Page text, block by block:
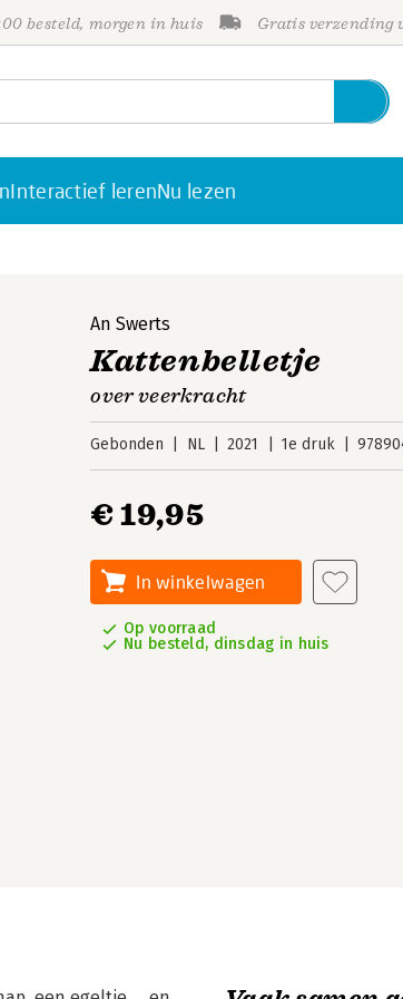
besteld, morgen in huis Gratis verzending
Interactief lerenNu lezen
An Swerts
Kattenbelletje
over veerkracht
Gebonden NL 2021 1e druk
€ 19,95
In winkelwagen
Op voorraad
Nu besteld, dinsdag in huis